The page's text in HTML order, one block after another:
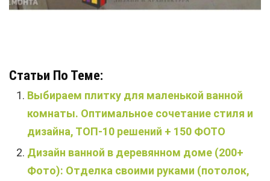
Статьи По Теме:
Выбираем плитку для маленькой ванной
комнаты. Оптимальное сочетание стиля и
дизайна, ТОП-10 решений + 150 ФОТО
Дизайн ванной в деревянном доме (200+
Фото): Отделка своими руками (потолок,